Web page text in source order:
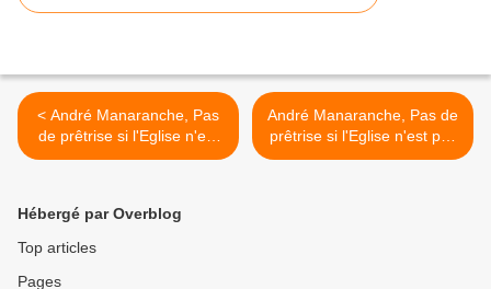
< André Manaranche, Pas
de prêtrise si l'Eglise n'est
pas du Christ 5
André Manaranche, Pas de
prêtrise si l'Eglise n'est pas
du Christ 6 >
Hébergé par Overblog
Top articles
Pages